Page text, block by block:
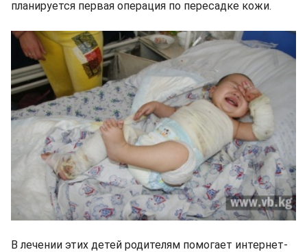
планируется первая операция по пересадке кожи.
В лечении этих детей родителям помогает интернет-